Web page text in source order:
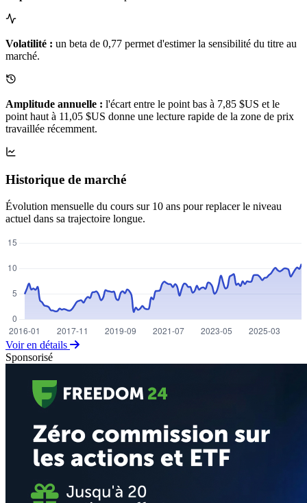
Volatilité : un beta de 0,77 permet d'estimer la sensibilité du titre au
marché.
Amplitude annuelle : l'écart entre le point bas à 7,85 $US et le
point haut à 11,05 $US donne une lecture rapide de la zone de prix
travaillée récemment.
Historique de marché
Évolution mensuelle du cours sur 10 ans pour replacer le niveau
actuel dans sa trajectoire longue.
Voir en détails
Sponsorisé